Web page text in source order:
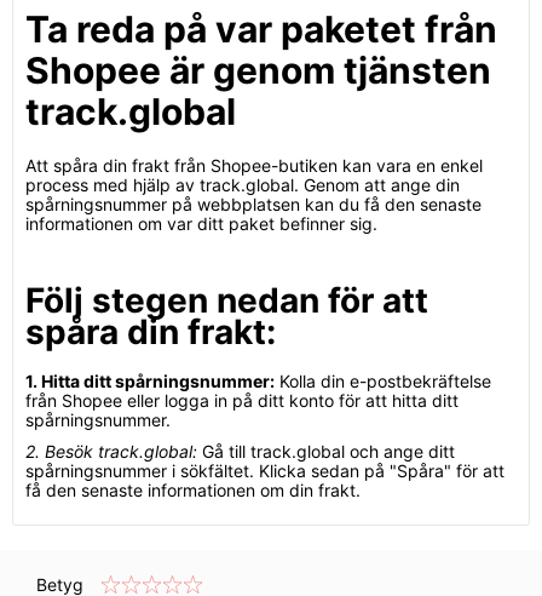
Ta reda på var paketet från
Shopee är genom tjänsten
track.global
Att spåra din frakt från Shopee-butiken kan vara en enkel
process med hjälp av track.global. Genom att ange din
spårningsnummer på webbplatsen kan du få den senaste
informationen om var ditt paket befinner sig.
Följ stegen nedan för att
spåra din frakt:
1. Hitta ditt spårningsnummer: Kolla din e-postbekräftelse
från Shopee eller logga in på ditt konto för att hitta ditt
spårningsnummer.
2. Besök track.global: Gå till track.global och ange ditt
spårningsnummer i sökfältet. Klicka sedan på "Spåra" för att
få den senaste informationen om din frakt.
Betyg